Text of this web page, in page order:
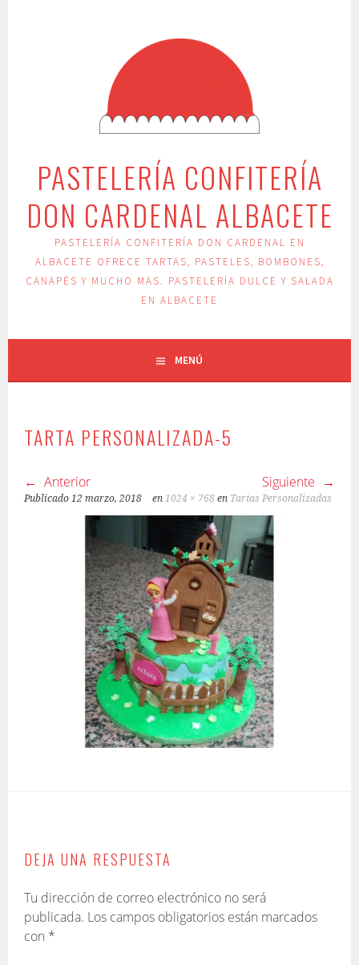
PASTELERÍA CONFITERÍA
DON CARDENAL ALBACETE
PASTELERÍA CONFITERÍA DON CARDENAL EN
ALBACETE OFRECE TARTAS, PASTELES, BOMBONES,
CANAPÉS Y MUCHO MAS. PASTELERÍA DULCE Y SALADA
EN ALBACETE
MENÚ
TARTA PERSONALIZADA-5
Anterior Siguiente
Publicado12 marzo, 2018 en1024 × 768 en Tartas Personalizadas
DEJA UNA RESPUESTA
Tu dirección de correo electrónico no será
publicada. Los campos obligatorios están marcados
con *